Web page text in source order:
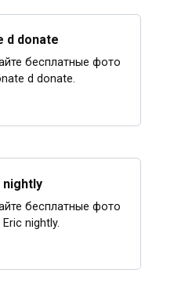
d donate
бесплатные фото
d donate.
nightly
бесплатные фото
nightly.